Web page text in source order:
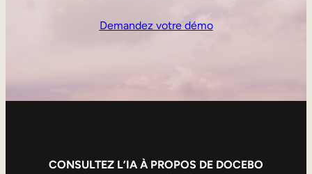
Demandez votre démo
CONSULTEZ L’IA À PROPOS DE DOCEBO